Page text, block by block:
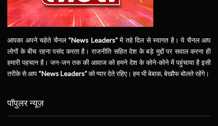
आपका अपने चहेते चैनल “News Leaders”में तहे दिल से स्वागत है। ये चैनल आप
लोगों के बीच रहना पसंद करता है। राजनीति सहित देश के बड़े मुद्दों पर सवाल करना ही
हमारी पहचान है। जन-जन तक की आवाज को हमने देश के कोने-कोने में पहुंचाया है इसी
तरीके से आप “News Leaders”को प्यार देते रहिए। हम भी बेबाक, बेखौफ बोलते रहेंगे।
पॉपुलर न्यूज़